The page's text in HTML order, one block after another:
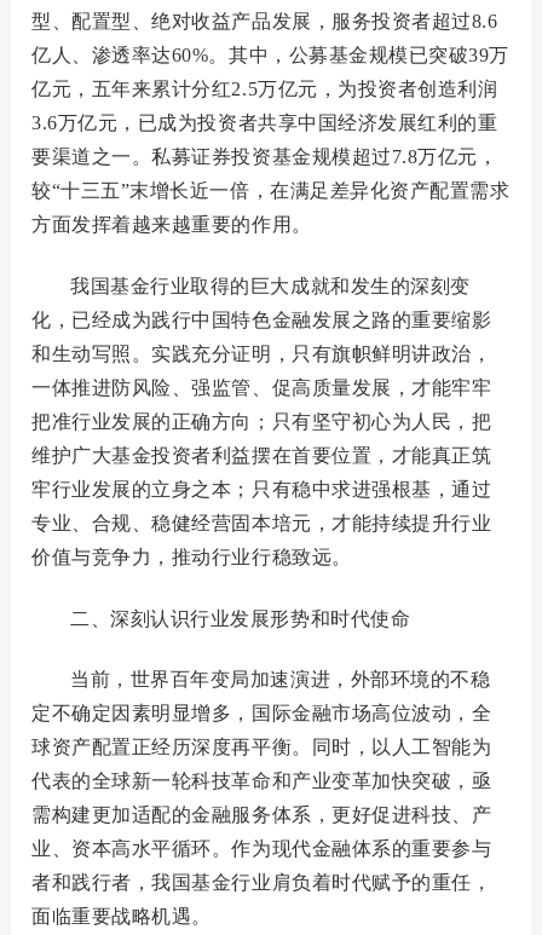
型、配置型、绝对收益产品发展，服务投资者超过8.6
亿人、渗透率达60%。其中，公募基金规模已突破39万
亿元，五年来累计分红2.5万亿元，为投资者创造利润
3.6万亿元，已成为投资者共享中国经济发展红利的重
要渠道之一。私募证券投资基金规模超过7.8万亿元，
较“十三五”末增长近一倍，在满足差异化资产配置需求
方面发挥着越来越重要的作用。
我国基金行业取得的巨大成就和发生的深刻变
化，已经成为践行中国特色金融发展之路的重要缩影
和生动写照。 实践充分证明，只有旗帜鲜明讲政治，
一体推进防风险、强监管、促高质量发展，才能牢牢
把准行业发展的正确方向；只有坚守初心为人民，把
维护广大基金投资者利益摆在首要位置，才能真正筑
牢行业发展的立身之本；只有稳中求进强根基，通过
专业、合规、稳健经营固本培元，才能持续提升行业
价值与竞争力，推动行业行稳致远。
二、深刻认识行业发展形势和时代使命
当前，世界百年变局加速演进，外部环境的不稳
定不确定因素明显增多，国际金融市场高位波动，全
球资产配置正经历深度再平衡。同时，以人工智能为
代表的全球新一轮科技革命和产业变革加快突破，亟
需构建更加适配的金融服务体系，更好促进科技、产
业、资本高水平循环。作为现代金融体系的重要参与
者和践行者，我国基金行业肩负着时代赋予的重任，
面临重要战略机遇。